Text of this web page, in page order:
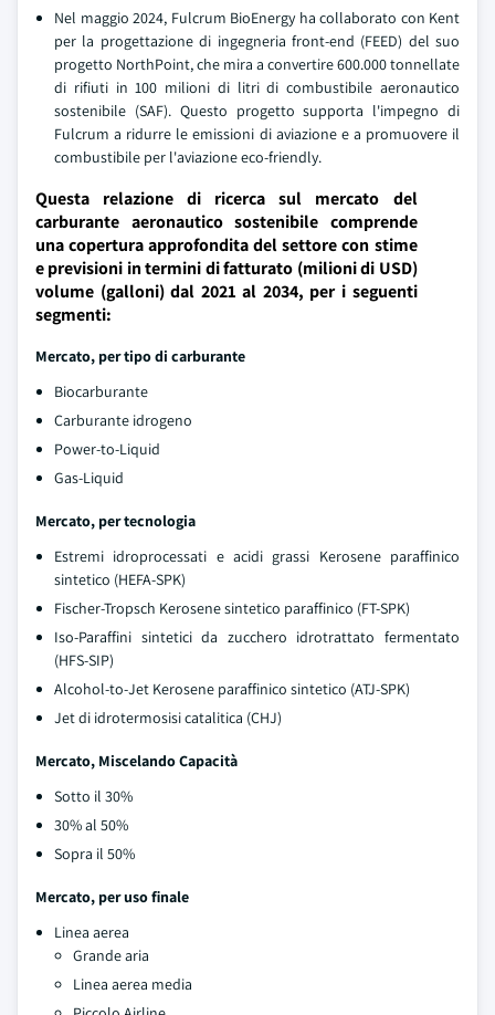
Nel maggio 2024, Fulcrum BioEnergy ha collaborato con Kent
per la progettazione di ingegneria front-end (FEED) del suo
progetto NorthPoint, che mira a convertire 600.000 tonnellate
di rifiuti in 100 milioni di litri di combustibile aeronautico
sostenibile (SAF). Questo progetto supporta l'impegno di
Fulcrum a ridurre le emissioni di aviazione e a promuovere il
combustibile per l'aviazione eco-friendly.
Questa relazione di ricerca sul mercato del
carburante aeronautico sostenibile comprende
una copertura approfondita del settore con stime
e previsioni in termini di fatturato (milioni di USD)
volume (galloni) dal 2021 al 2034, per i seguenti
segmenti:
Mercato, per tipo di carburante
Biocarburante
Carburante idrogeno
Power-to-Liquid
Gas-Liquid
Mercato, per tecnologia
Estremi idroprocessati e acidi grassi Kerosene paraffinico
sintetico (HEFA-SPK)
Fischer-Tropsch Kerosene sintetico paraffinico (FT-SPK)
Iso-Paraffini sintetici da zucchero idrotrattato fermentato
(HFS-SIP)
Alcohol-to-Jet Kerosene paraffinico sintetico (ATJ-SPK)
Jet di idrotermosisi catalitica (CHJ)
Mercato, Miscelando Capacità
Sotto il 30%
30% al 50%
Sopra il 50%
Mercato, per uso finale
Linea aerea
Grande aria
Linea aerea media